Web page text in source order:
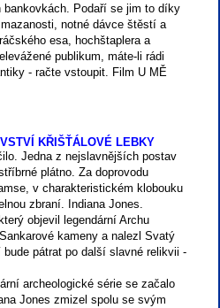
Podaří se jim to díky
notné dávce štěstí a
esa, hochštaplera a
publikum, máte-li rádi
- račte vstoupit. Film U MĚ
KŘIŠŤÁLOVÉ LEBKY
Jedna z nejslavnějších postav
plátno. Za doprovodu
v charakteristickém klobouku
zbraní. Indiana Jones.
objevil legendární Archu
kameny a nalezl Svatý
pátrat po další slavné relikvii -
archeologické série se začalo
Jones zmizel spolu se svým